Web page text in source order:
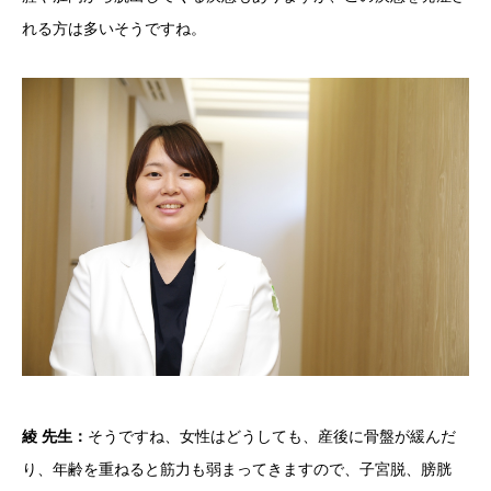
れる方は多いそうですね。
綾 先生： そうですね、女性はどうしても、産後に骨盤が緩んだ
り、年齢を重ねると筋力も弱まってきますので、子宮脱、膀胱